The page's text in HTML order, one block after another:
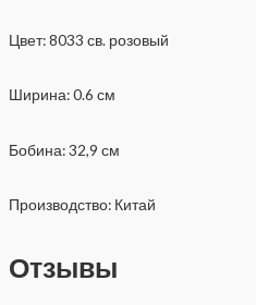
Цвет: 8033 св. розовый
Ширина: 0.6 см
Бобина: 32,9 см
Производство: Китай
Отзывы